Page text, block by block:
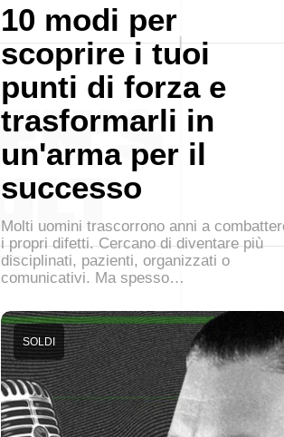
10 modi per
scoprire i tuoi
punti di forza e
trasformarli in
un'arma per il
successo
Molti uomini trascorrono anni a
i propri difetti. Cercano di diventare più
disciplinati, pazienti, organizzati o
comunicativi. Ma spesso…
SOLDI